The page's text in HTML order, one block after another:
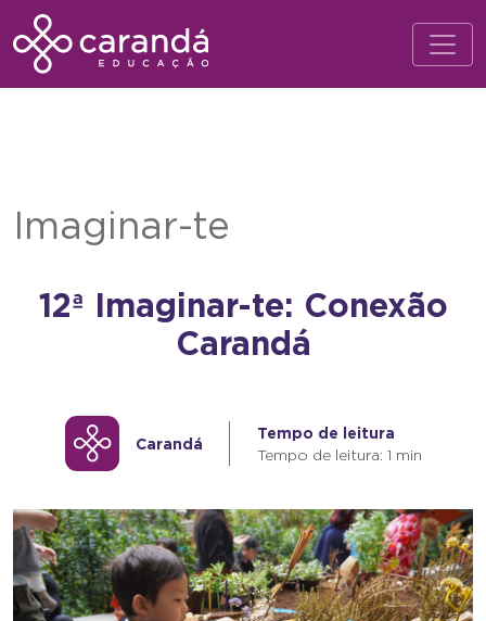
Imaginar-te
12ª Imaginar-te: Conexão
Carandá
Carandá
Tempo de leitura
Tempo de leitura: 1 min